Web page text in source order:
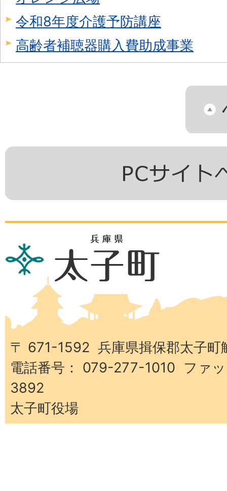
令和8年度介護予防講座
高齢者補聴器購入費助成事業
兵
庫
子
町
〒 671-1592 兵庫県揖保郡太子町
電話番号： 079-277-1010 ファ
3892
太子町役場